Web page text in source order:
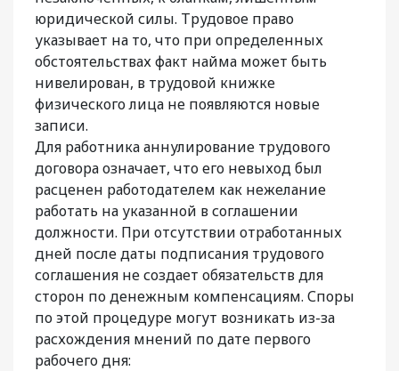
юридической силы. Трудовое право
указывает на то, что при определенных
обстоятельствах факт найма может быть
нивелирован, в трудовой книжке
физического лица не появляются новые
записи.
Для работника аннулирование трудового
договора означает, что его невыход был
расценен работодателем как нежелание
работать на указанной в соглашении
должности. При отсутствии отработанных
дней после даты подписания трудового
соглашения не создает обязательств для
сторон по денежным компенсациям. Споры
по этой процедуре могут возникать из-за
расхождения мнений по дате первого
рабочего дня: